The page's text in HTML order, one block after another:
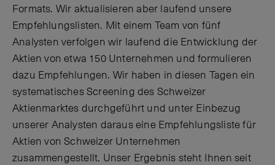
Formats. Wir aktualisieren aber laufend unsere
Empfehlungslisten. Mit einem Team von fünf
Analysten verfolgen wir laufend die Entwicklung der
Aktien von etwa 150 Unternehmen und formulieren
dazu Empfehlungen. Wir haben in diesen Tagen ein
systematisches Screening des Schweizer
Aktienmarktes durchgeführt und unter Einbezug
unserer Analysten daraus eine Empfehlungsliste für
Aktien von Schweizer Unternehmen
zusammengestellt. Unser Ergebnis steht Ihnen seit